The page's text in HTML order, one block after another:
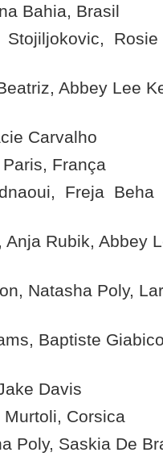
Bahia, Brasil
Stojiljokovic,
Abbey Lee
Carvalho
França
Freja
Rubik, Abbey
Natasha Poly,
Baptiste
Davis
Corsica
Poly, Saskia De